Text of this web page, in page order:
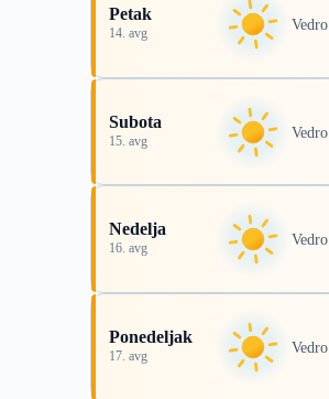
Petak
14. avg Vedro
Subota
15. avg Vedro
Nedelja
16. avg Vedro
Ponedeljak
17. avg Vedro